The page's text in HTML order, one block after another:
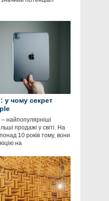
у чому секрет
найпопулярніші
продажі у світі. На
10 років тому, вони
на